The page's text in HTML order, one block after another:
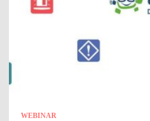
WEBINAR